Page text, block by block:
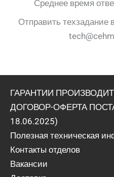
Среднее время
Отправить техзадание
ГАРАНТИИ
ДОГОВОР-ОФЕРТА
18.06.2025)
Полезная техническая
Контакты отделов
Вакансии